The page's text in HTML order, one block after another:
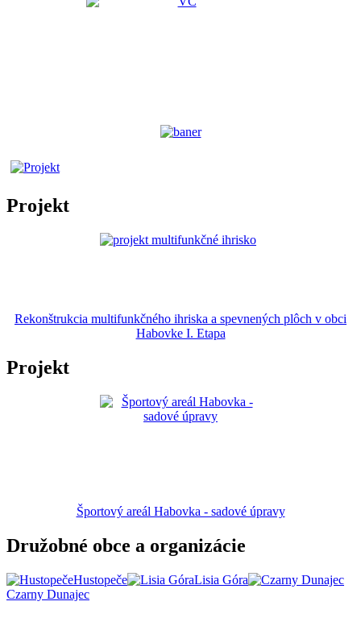
Projekt
Rekonštrukcia multifunkčného ihriska a spevnených plôch v obci
Habovke I. Etapa
Projekt
Športový areál Habovka - sadové úpravy
Družobné obce a organizácie
Hustopeče
Lisia Góra
Czarny Dunajec